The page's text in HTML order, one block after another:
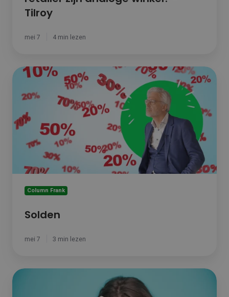
Tilroy
mei 7 4 min lezen
Solden
Column Frank
Solden
mei 7 3 min lezen
De